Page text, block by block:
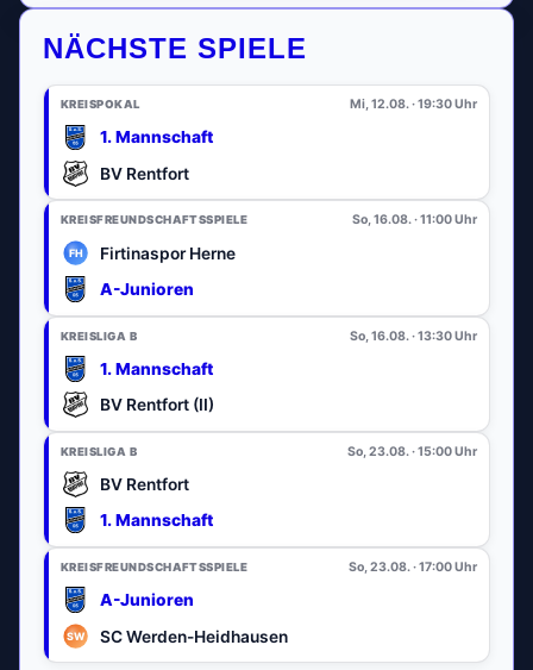
NÄCHSTE SPIELE
KREISPOKAL Mi, 12.08. · 19:30 Uhr
1. Mannschaft
BV Rentfort
KREISFREUNDSCHAFTSSPIELE So, 16.08. · 11:00 Uhr
Firtinaspor Herne
A-Junioren
KREISLIGA B So, 16.08. · 13:30 Uhr
1. Mannschaft
BV Rentfort (II)
KREISLIGA B So, 23.08. · 15:00 Uhr
BV Rentfort
1. Mannschaft
KREISFREUNDSCHAFTSSPIELE So, 23.08. · 17:00 Uhr
A-Junioren
SC Werden-Heidhausen